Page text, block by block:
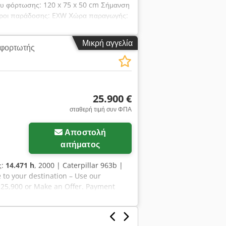
φόρτωσης: 120 x 75 x 50 cm Σήμανση
παράδοσης: EXW Χώρα παραγωγής:
πληροφορίες. Ερπυστριοφόρο όχημα
* Μπαταριοκίνητο * Με αφαιρούμενο
με το ένα χέρι * ΦορτίοΜικρή αγγελία
25.900 €
σταθερή τιμή συν ΦΠΑ
Αποστολή
αιτήματος
14.471 h, 2000 | Caterpillar 963b |
to your destination – Use our
or Make an Offer. Payment
Inspected by an independent
Inspector's Comment: Good overall
white smoke emission from the